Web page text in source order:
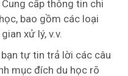
Cung cấp thông tin chi
bao gồm các loại
xử lý, v.v.
bạn tự tin trả lời các câu
mục đích du học rõ